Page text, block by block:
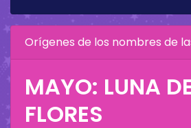
Orígenes de los nombres de
MAYO: LUNA
FLORES